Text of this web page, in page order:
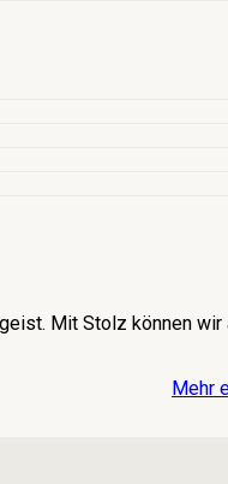
Mit Stolz können wir
Mehr